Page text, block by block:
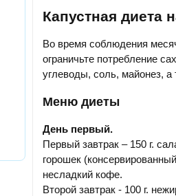
Капустная диета
Во время соблюдения
ограничьте потребление
углеводы, соль, майонез, а
Меню диеты
День первый.
Первый завтрак – 150 г.
горошек
несладкий кофе.
Второй завтрак - 100 г.